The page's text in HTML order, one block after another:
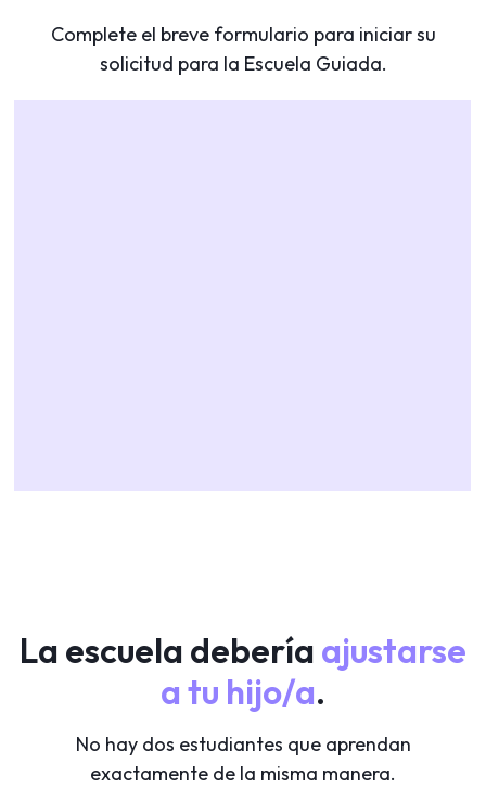
Complete el breve formulario para iniciar su
solicitud para la Escuela Guiada.
La escuela debería ajustarse
a tu hijo/a.
No hay dos estudiantes que aprendan
exactamente de la misma manera.